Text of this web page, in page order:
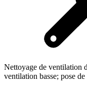
Nettoyage de ventilation
ventilation basse; pose